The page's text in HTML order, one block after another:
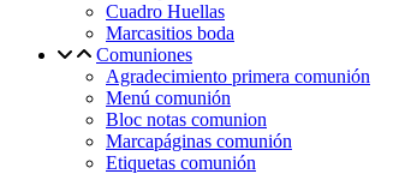
Cuadro Huellas
Marcasitios boda
Comuniones
Agradecimiento primera comunión
Menú comunión
Bloc notas comunion
Marcapáginas comunión
Etiquetas comunión